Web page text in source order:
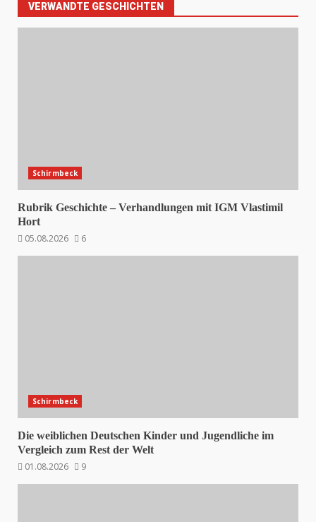
VERWANDTE GESCHICHTEN
Schirmbeck
Rubrik Geschichte – Verhandlungen mit IGM Vlastimil
Hort
05.08.2026
6
Schirmbeck
Die weiblichen Deutschen Kinder und Jugendliche im
Vergleich zum Rest der Welt
01.08.2026
9